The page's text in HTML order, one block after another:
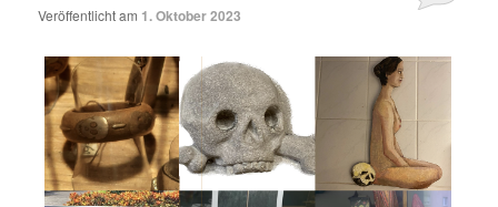
Veröffentlicht am 1. Oktober 2023